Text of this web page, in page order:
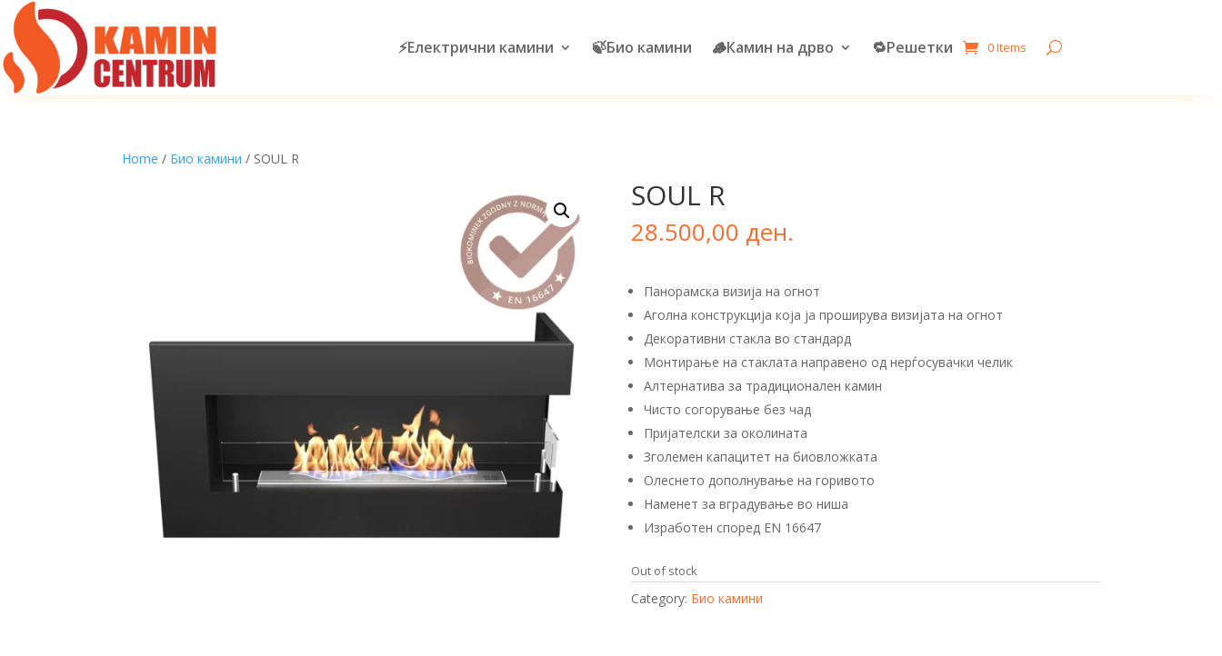
⚡Електрични камини 🍃Био камини 🪵Камин на дрво 🔁Решетки 0 Items
Home / Био камини / SOUL R
SOUL R
28.500,00 ден.
Панорамска визија на огнот
Аголна конструкција која ја проширува визијата на огнот
Декоративни стакла во стандард
Монтирање на стаклата направено од нерѓосувачки челик
Алтернатива за традиционален камин
Чисто согорување без чад
Пријателски за околината
Зголемен капацитет на биовложката
Олеснето дополнување на горивото
Наменет за вградување во ниша
Изработен според EN 16647
Out of stock
Category: Био камини